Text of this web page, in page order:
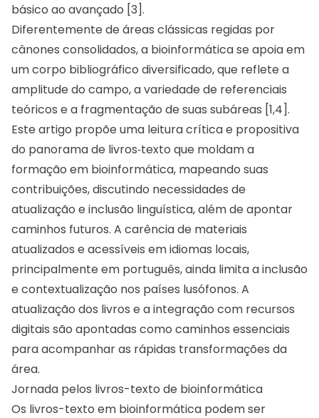
básico ao avançado [3].
Diferentemente de áreas clássicas regidas por
cânones consolidados, a bioinformática se apoia em
um corpo bibliográfico diversificado, que reflete a
amplitude do campo, a variedade de referenciais
teóricos e a fragmentação de suas subáreas [1,4].
Este artigo propõe uma leitura crítica e propositiva
do panorama de livros‑texto que moldam a
formação em bioinformática, mapeando suas
contribuições, discutindo necessidades de
atualização e inclusão linguística, além de apontar
caminhos futuros. A carência de materiais
atualizados e acessíveis em idiomas locais,
principalmente em português, ainda limita a inclusão
e contextualização nos países lusófonos . A
atualização dos livros e a integração com recursos
digitais são apontadas como caminhos essenciais
para acompanhar as rápidas transformações da
área.
Jornada pelos livros-texto de bioinformática
Os livros-texto em bioinformática podem ser